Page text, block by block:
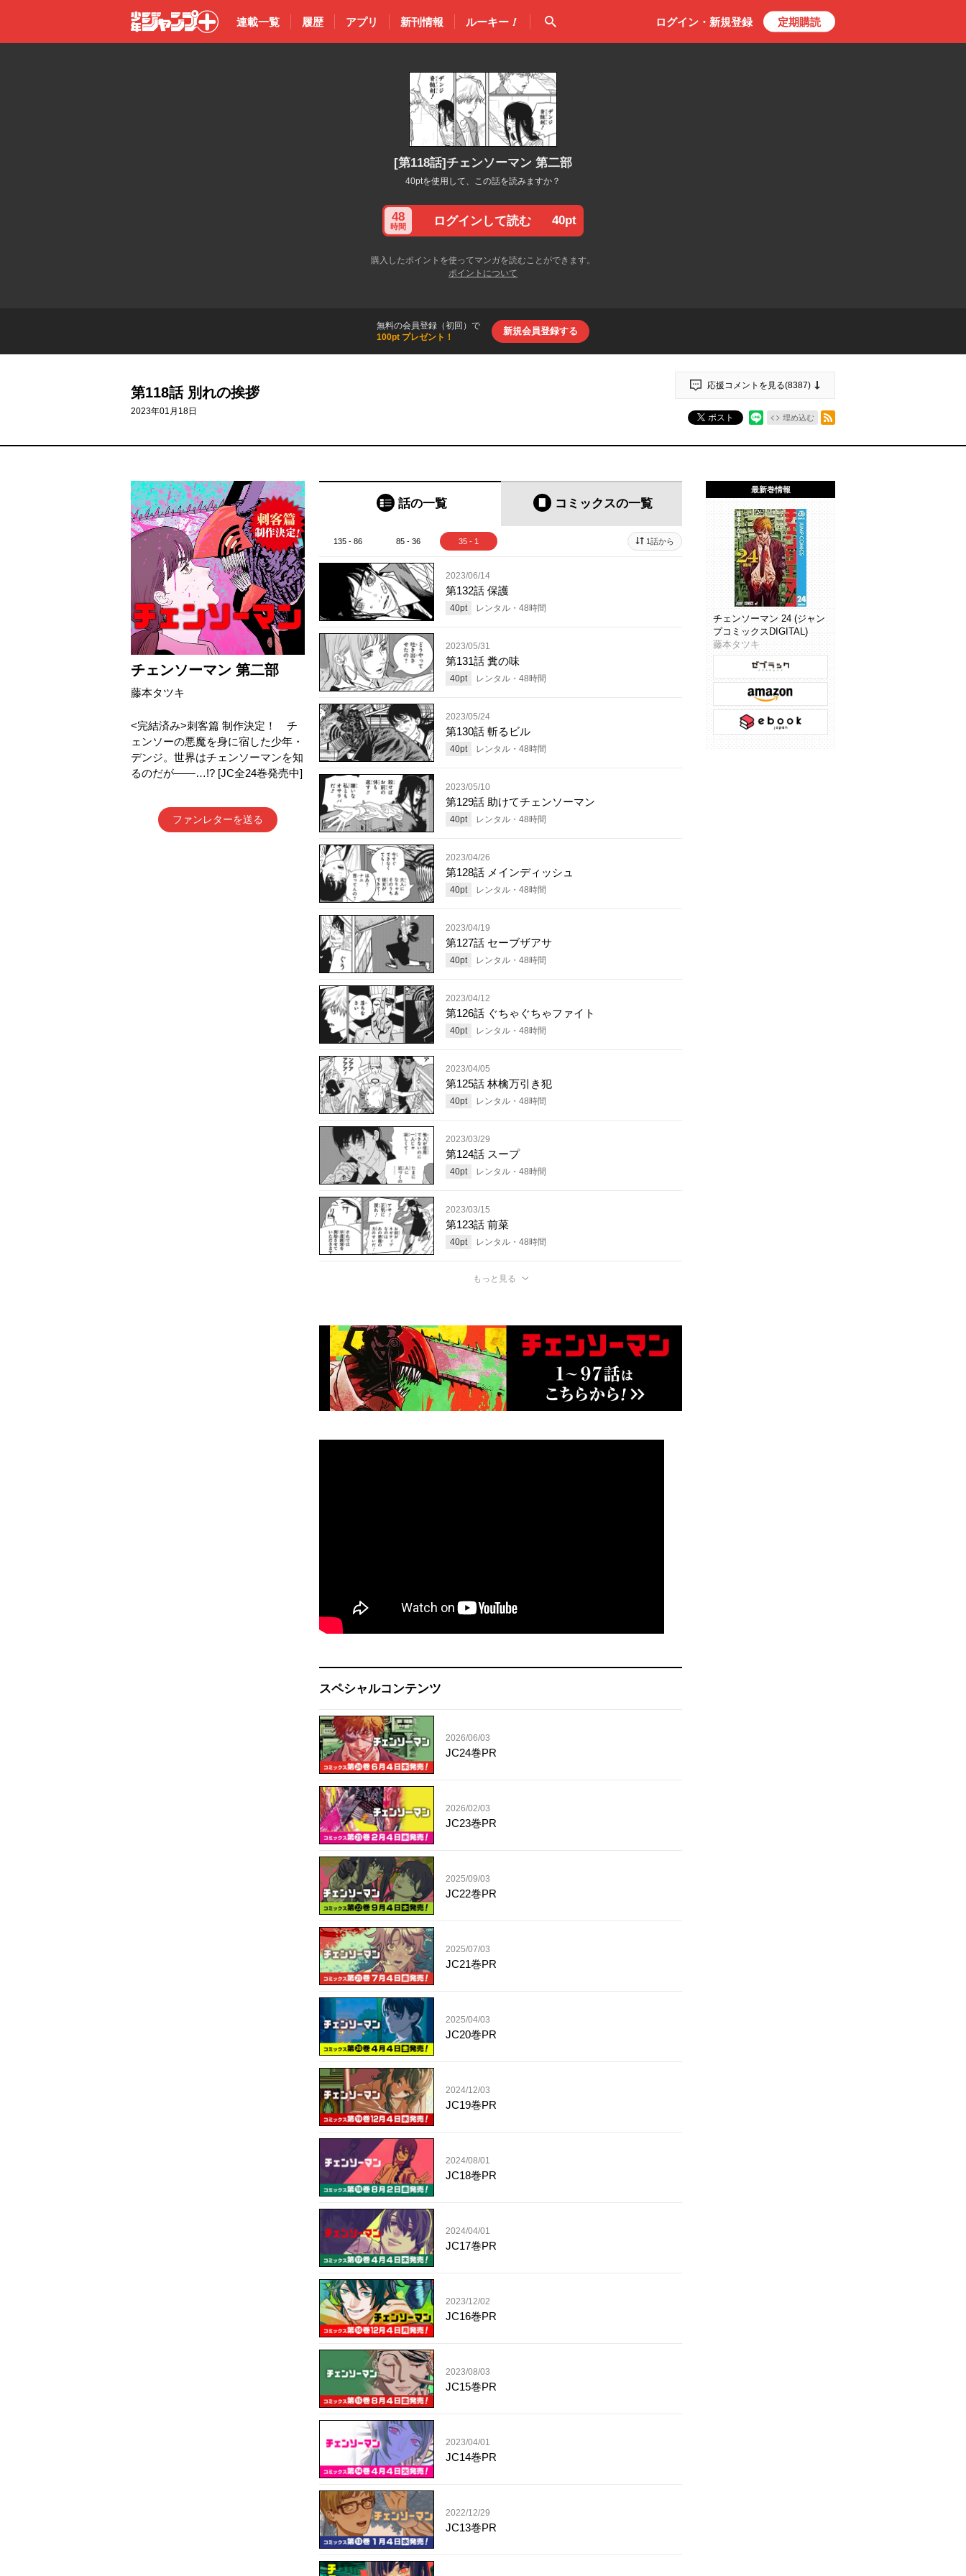
少年ジャン
連載一覧 履歴 アプリ 新刊情報 ルーキー！ 検索 ログイン・ 新規登録 定期購読
[第118話]チェンソーマン 第二部
40ptを使用して、この話を読みますか？
48
時間 ログインして読む 40pt
購入したポイントを使ってマンガを読むことができます。
ポイントについて
無料の会員登録（初回）で
100pt プレゼント！
新規会員登録する
第118話 別れの挨拶
2023年01月18日
応援コメントを見る(8387)
ポスト 埋め込む
チェンソーマン 第二部
藤本タツキ
<完結済み>刺客篇 制作決定！ チ
ェンソーの悪魔を身に宿した少年・
デンジ。世界はチェンソーマンを知
るのだが――…!? [JC全24巻発売中]
ファンレターを送る
話の一覧 コミックスの一覧
135 - 86 85 - 36 35 - 1 1話から
2023/06/14
第132話 保護
40pt レンタル・ 48時間
2023/05/31
第131話 糞の味
40pt レンタル・ 48時間
2023/05/24
第130話 斬るビル
40pt レンタル・ 48時間
2023/05/10
第129話 助けてチェンソーマン
40pt レンタル・ 48時間
2023/04/26
第128話 メインディッシュ
40pt レンタル・ 48時間
2023/04/19
第127話 セーブザアサ
40pt レンタル・ 48時間
2023/04/12
第126話 ぐちゃぐちゃファイト
40pt レンタル・ 48時間
2023/04/05
第125話 林檎万引き犯
40pt レンタル・ 48時間
2023/03/29
第124話 スープ
40pt レンタル・ 48時間
2023/03/15
第123話 前菜
40pt レンタル・ 48時間
もっと見る
スペシャルコンテンツ
2026/06/03
JC24巻PR
2026/02/03
JC23巻PR
2025/09/03
JC22巻PR
2025/07/03
JC21巻PR
2025/04/03
JC20巻PR
2024/12/03
JC19巻PR
2024/08/01
JC18巻PR
2024/04/01
JC17巻PR
2023/12/02
JC16巻PR
2023/08/03
JC15巻PR
2023/04/01
JC14巻PR
2022/12/29
JC13巻PR
最新巻情報
チェンソーマン 24 (ジャン
プコミックスDIGITAL)
藤本タツキ